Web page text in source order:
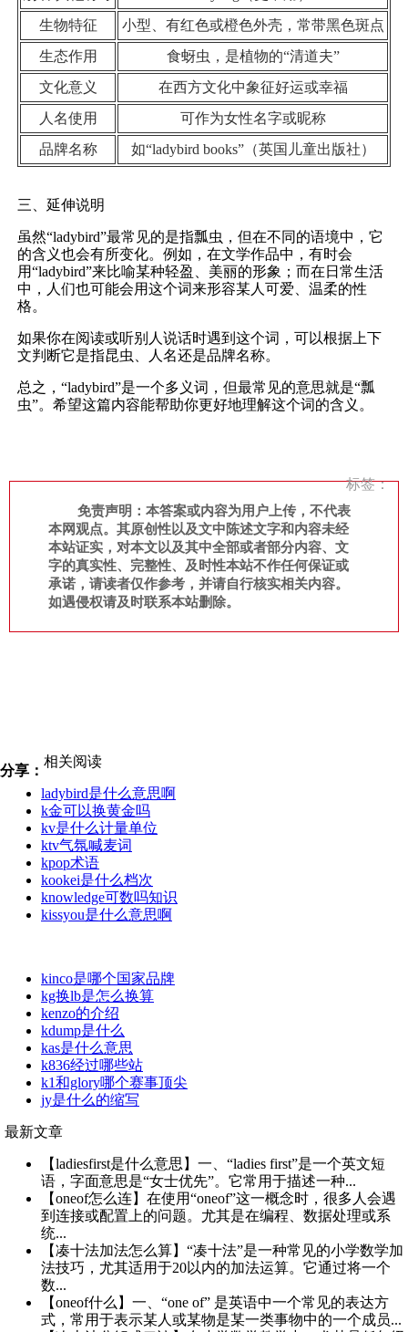
生物特征
小型、有红色或橙色外壳，常带黑色斑点
生态作用
食蚜虫，是植物的“清道夫”
文化意义
在西方文化中象征好运或幸福
人名使用
可作为女性名字或昵称
品牌名称
如“ladybird books”（英国儿童出版社）
三、延伸说明
虽然“ladybird”最常见的是指瓢虫，但在不同的语境中，它
的含义也会有所变化。例如，在文学作品中，有时会
用“ladybird”来比喻某种轻盈、美丽的形象；而在日常生活
中，人们也可能会用这个词来形容某人可爱、温柔的性
格。
如果你在阅读或听别人说话时遇到这个词，可以根据上下
文判断它是指昆虫、人名还是品牌名称。
总之，“ladybird”是一个多义词，但最常见的意思就是“瓢
虫”。希望这篇内容能帮助你更好地理解这个词的含义。
标签：
免责声明：本答案或内容为用户上传，不代表
本网观点。其原创性以及文中陈述文字和内容未经
本站证实，对本文以及其中全部或者部分内容、文
字的真实性、完整性、及时性本站不作任何保证或
承诺，请读者仅作参考，并请自行核实相关内容。
如遇侵权请及时联系本站删除。
分享：
相关阅读
ladybird是什么意思啊
k金可以换黄金吗
kv是什么计量单位
ktv气氛喊麦词
kpop术语
kookei是什么档次
knowledge可数吗知识
kissyou是什么意思啊
kinco是哪个国家品牌
kg换lb是怎么换算
kenzo的介绍
kdump是什么
kas是什么意思
k836经过哪些站
k1和glory哪个赛事顶尖
jy是什么的缩写
最新文章
【ladiesfirst是什么意思】一、“ladies first”是一个英文短
语，字面意思是“女士优先”。它常用于描述一种...
【oneof怎么连】在使用“oneof”这一概念时，很多人会遇
到连接或配置上的问题。尤其是在编程、数据处理或系
统...
【凑十法加法怎么算】“凑十法”是一种常见的小学数学加
法技巧，尤其适用于20以内的加法运算。它通过将一个
数...
【oneof什么】一、“one of” 是英语中一个常见的表达方
式，常用于表示某人或某物是某一类事物中的一个成员...